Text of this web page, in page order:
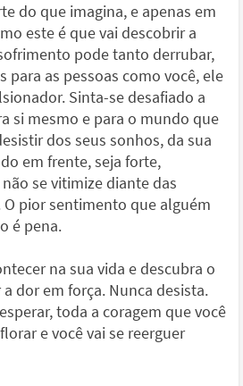
do que imagina, e apenas em
este é que vai descobrir a
pode tanto derrubar,
para as pessoas como você, ele
Sinta-se desafiado a
si mesmo e para o mundo que
dos seus sonhos, da sua
em frente, seja forte,
se vitimize diante das
O pior sentimento que alguém
é pena.
na sua vida e descubra o
dor em força. Nunca desista.
toda a coragem que você
e você vai se reerguer